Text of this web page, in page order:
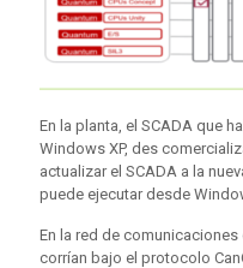
En la planta, el SCADA que
Windows XP, des
actualizar el SCADA a la
puede ejecutar desde
En la red de
corrían bajo el protocolo